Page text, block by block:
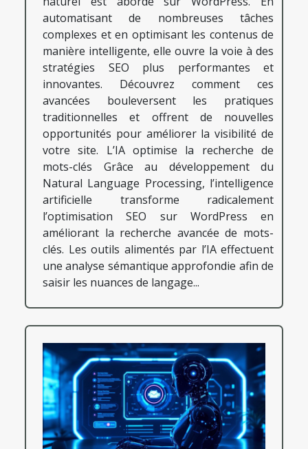
automatisant de nombreuses tâches
complexes et en optimisant les contenus de
manière intelligente, elle ouvre la voie à des
stratégies SEO plus performantes et
innovantes. Découvrez comment ces
avancées bouleversent les pratiques
traditionnelles et offrent de nouvelles
opportunités pour améliorer la visibilité de
votre site. L’IA optimise la recherche de
mots-clés Grâce au développement du
Natural Language Processing, l’intelligence
artificielle transforme radicalement
l’optimisation SEO sur WordPress en
améliorant la recherche avancée de mots-
clés. Les outils alimentés par l’IA effectuent
une analyse sémantique approfondie afin de
saisir les nuances de langage...